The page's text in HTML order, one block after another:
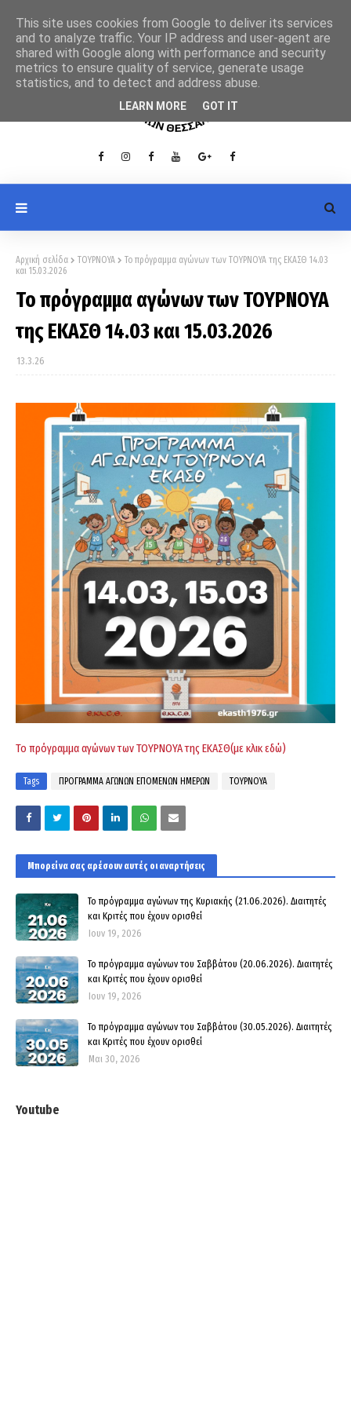
Αρχική σελίδα ΤΟΥΡΝΟΥΑ
Το πρόγραμμα αγώνων των ΤΟΥΡΝΟΥΑ της ΕΚΑΣΘ 14.03
και 15.03.2026
Το πρόγραμμα αγώνων των ΤΟΥΡΝΟΥΑ
της ΕΚΑΣΘ 14.03 και 15.03.2026
13.3.26
Το πρόγραμμα αγώνων των ΤΟΥΡΝΟΥΑ της ΕΚΑΣΘ(με κλικ εδώ)
Tags ΠΡΟΓΡΑΜΜΑ ΑΓΩΝΩΝ ΕΠΟΜΕΝΩΝ ΗΜΕΡΩΝ ΤΟΥΡΝΟΥΑ
Μπορεί να σας αρέσουν αυτές οι αναρτήσεις
Το πρόγραμμα αγώνων της Κυριακής (21.06.2026). Διαιτητές
και Κριτές που έχουν ορισθεί
Ιουν 19, 2026
Το πρόγραμμα αγώνων του Σαββάτου (20.06.2026). Διαιτητές
και Kριτές που έχουν ορισθεί
Ιουν 19, 2026
Το πρόγραμμα αγώνων του Σαββάτου (30.05.2026). Διαιτητές
και Kριτές που έχουν ορισθεί
Μαι 30, 2026
Youtube
This site uses cookies from Google to deliver its services
and to analyze traffic. Your IP address and user-agent are
shared with Google along with performance and security
metrics to ensure quality of service, generate usage
statistics, and to detect and address abuse.
LEARN MORE GOT IT